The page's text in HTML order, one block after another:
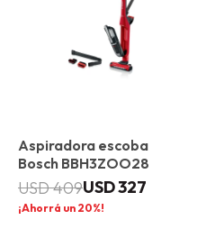
Aspiradora escoba
Bosch BBH3ZOO28
USD327
USD409
20